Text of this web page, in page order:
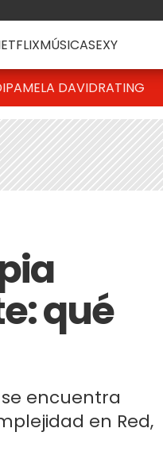
MÚSICASEXY
PAMELA DAVIDRATING
qué
encuentra
en Red,